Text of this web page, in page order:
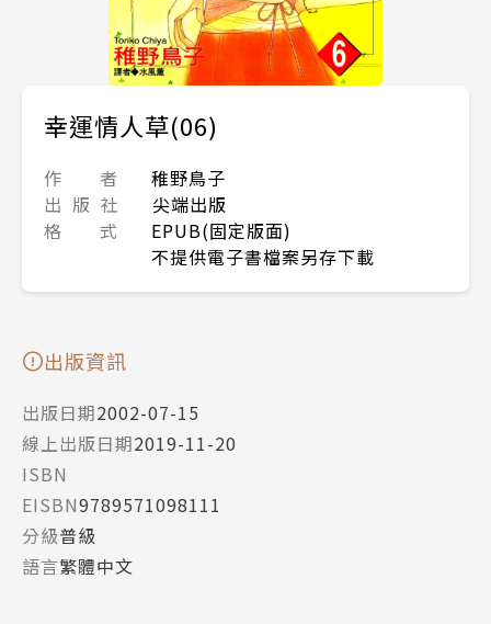
幸運情人草(06)
作 者
稚野鳥子
出 版 社
尖端出版
格 式
EPUB(固定版面)
不提供電子書檔案另存下載
出版資訊
出版日期2002-07-15
線上出版日期2019-11-20
ISBN
EISBN9789571098111
分級普級
語言繁體中文